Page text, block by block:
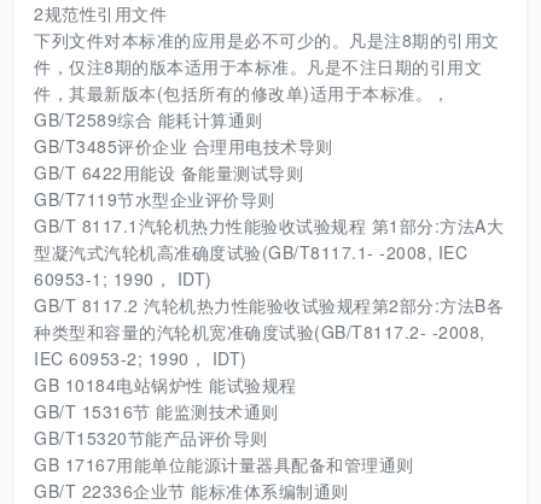
2规范性引用文件
下列文件对本标准的应用是必不可少的。凡是注8期的引用文
件，仅注8期的版本适用于本标准。凡是不注日期的引用文
件，其最新版本(包括所有的修改单)适用于本标准。，
GB/T2589综合 能耗计算通则
GB/T3485评价企业 合理用电技术导则
GB/T 6422用能设 备能量测试导则
GB/T7119节水型企业评价导则
GB/T 8117.1汽轮机热力性能验收试验规程 第1部分:方法A大
型凝汽式汽轮机高准确度试验(GB/T8117.1- -2008, IEC
60953-1; 1990， IDT)
GB/T 8117.2 汽轮机热力性能验收试验规程第2部分:方法B各
种类型和容量的汽轮机宽准确度试验(GB/T8117.2- -2008,
IEC 60953-2; 1990， IDT)
GB 10184电站锅炉性 能试验规程
GB/T 15316节 能监测技术通则
GB/T15320节能产品评价导则
GB 17167用能单位能源计量器具配备和管理通则
GB/T 22336企业节 能标准体系编制通则